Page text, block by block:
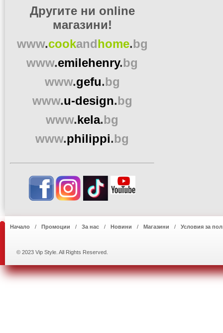
Другите ни online
магазини!
www.cookandhome.bg
www.emilehenry.bg
www.gefu.bg
www.u-design.bg
www.kela.bg
www.philippi.bg
Начало Промоции За нас Новини Магазини Условия за
© 2023 Vip Style. All Rights Reserved.